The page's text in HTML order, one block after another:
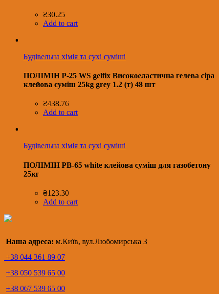
₴30.25
Add to cart
Будівельна хімія та сухі суміші
ПОЛІМІН P-25 WS gelfix Високоеластична гелева сіра
клейова суміш 25kg grey 1.2 (т) 48 шт
₴438.76
Add to cart
Будівельна хімія та сухі суміші
ПОЛІМІН PB-65 white клейова суміш для газобетону
25кг
₴123.30
Add to cart
Наша адреса: м.Київ, вул.Любомирська 3
+38 044 361 89 07
+38 050 539 65 00
+38 067 539 65 00